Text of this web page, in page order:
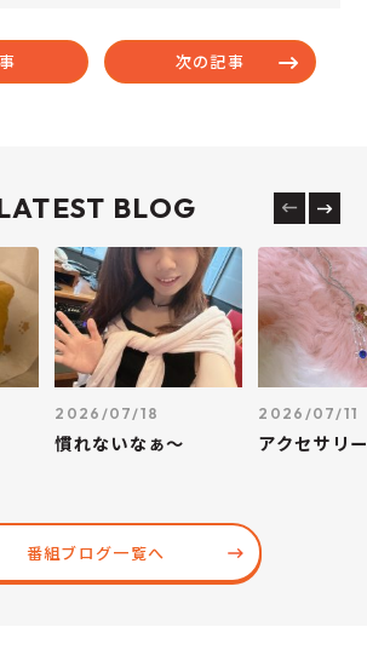
次の記事
BLOG
2026/07/18
慣れないなぁ～
2026/07/11
アクセサリ
番組ブログ一覧へ